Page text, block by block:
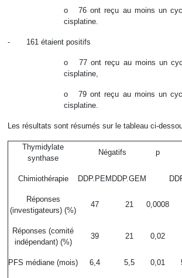
o 76 ont reçu au moins un
cisplatine.
- 161 étaient positifs
o 77 ont reçu au moins un
cisplatine,
o 79 ont reçu au moins un
cisplatine.
Les résultats sont résumés sur le tableau ci-
Thymidylate
synthase
Négatifs p
Chimiothérapie DDP.PEM DDP.GEM
Réponses
(investigateurs) (%)
47 21 0,0008
Réponses (comité
indépendant) (%)
39 21 0,02
PFS médiane (mois) 6,4 5,5 0,01